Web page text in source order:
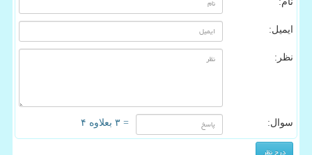
ایمیل:
نظر:
سوال: = ۳ بعلاوه ۴